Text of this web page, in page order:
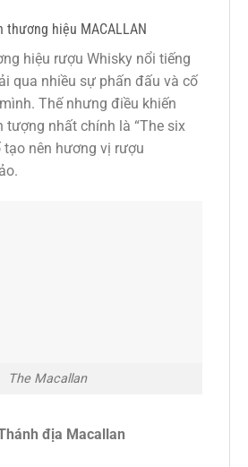
thương hiệu MACALLAN
hiệu rượu Whisky nổi tiếng
qua nhiều sự phấn đấu và cố
Thế nhưng điều khiến
tượng nhất chính là “The six
tạo nên hương vị rượu
The Macallan
địa Macallan